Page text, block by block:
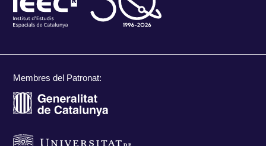
Membres del Patronat: